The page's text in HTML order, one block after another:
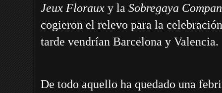
Jeux Floraux y la Sobregaya
cogieron el relevo para la
tarde vendrían Barcelona y Valencia.
De todo aquello ha quedado una